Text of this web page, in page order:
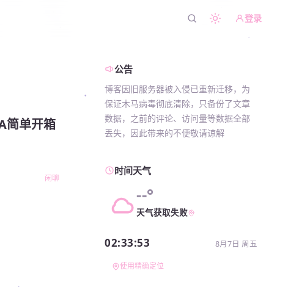
登录
简单开箱
闲聊
公告
博客因旧服务器被入侵已重新迁移，为
保证木马病毒彻底清除，只备份了文章
数据，之前的评论、访问量等数据全部
丢失，因此带来的不便敬请谅解
时间天气
--°
天气获取失败
02:33:54 8月7日 周五
使用精确定位